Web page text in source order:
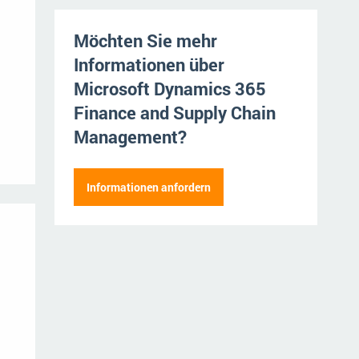
Logistik
Immobilien
Textil und Mode
NACHRICHTENARCHIV
Möchten Sie mehr
Informationen über
Microsoft Dynamics 365
Finance and Supply Chain
Management?
Informationen anfordern